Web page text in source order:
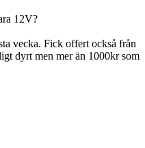
12V?
vecka. Fick offert också från
dyrt men mer än 1000kr som